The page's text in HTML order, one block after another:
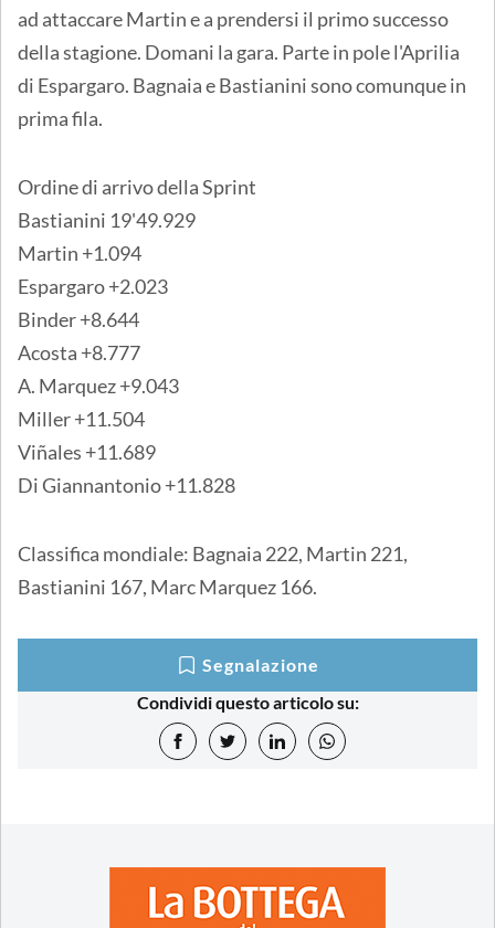
ad attaccare Martin e a prendersi il primo successo
della stagione. Domani la gara. Parte in pole l'Aprilia
di Espargaro. Bagnaia e Bastianini sono comunque in
prima fila.
Ordine di arrivo della Sprint
Bastianini 19'49.929
Martin +1.094
Espargaro +2.023
Binder +8.644
Acosta +8.777
A. Marquez +9.043
Miller +11.504
Viñales +11.689
Di Giannantonio +11.828
Classifica mondiale: Bagnaia 222, Martin 221,
Bastianini 167, Marc Marquez 166.
Segnalazione
Condividi questo articolo su: